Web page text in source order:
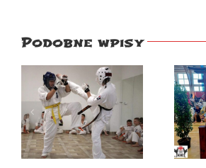
Podobne wpisy
2026.06.20
Mistrzostwa
Polski
Kyokushin PZK,
Mińsk
Mazowiecki